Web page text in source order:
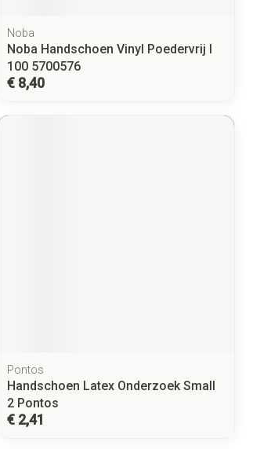
Noba
Noba Handschoen Vinyl Poedervrij l
100 5700576
€ 8,40
Pontos
Handschoen Latex Onderzoek Small
2 Pontos
€ 2,41